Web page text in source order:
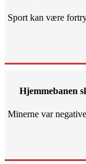
Sport kan være
Hjemmebanen
Minerne var